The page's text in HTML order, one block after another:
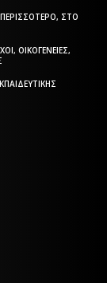
ΣΤΟ
ΟΙΚΟΓΈΝΕΙΕΣ,